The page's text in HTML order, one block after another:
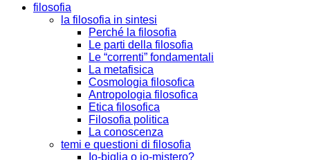
filosofia
la filosofia in sintesi
Perché la filosofia
Le parti della filosofia
Le “correnti” fondamentali
La metafisica
Cosmologia filosofica
Antropologia filosofica
Etica filosofica
Filosofia politica
La conoscenza
temi e questioni di filosofia
Io-biglia o io-mistero?